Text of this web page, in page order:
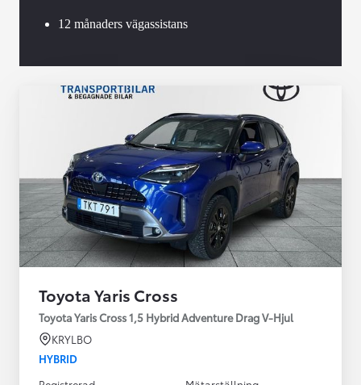
12 månaders vägassistans
Toyota Yaris Cross
Toyota Yaris Cross 1,5 Hybrid Adventure Drag V-Hjul
KRYLBO
HYBRID